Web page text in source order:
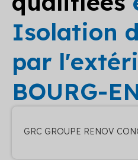
Isolation
par
BOURG-
GRC GROUPE RENOV